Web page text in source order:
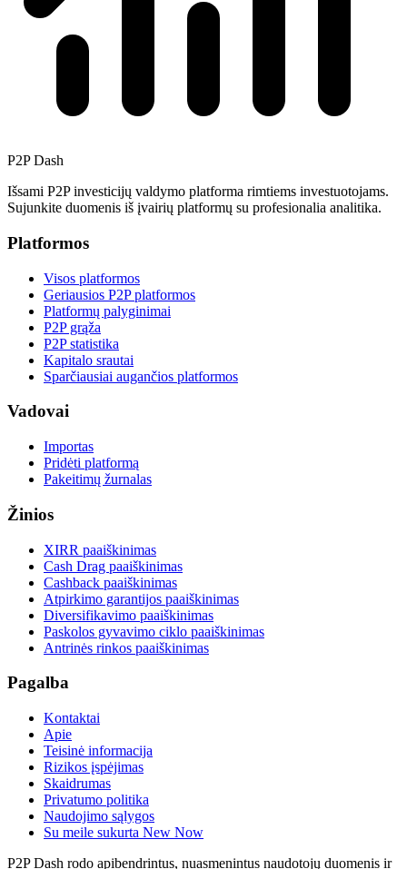
P2P Dash
Išsami P2P investicijų valdymo platforma rimtiems investuotojams.
Sujunkite duomenis iš įvairių platformų su profesionalia analitika.
Platformos
Visos platformos
Geriausios P2P platformos
Platformų palyginimai
P2P grąža
P2P statistika
Kapitalo srautai
Sparčiausiai augančios platformos
Vadovai
Importas
Pridėti platformą
Pakeitimų žurnalas
Žinios
XIRR paaiškinimas
Cash Drag paaiškinimas
Cashback paaiškinimas
Atpirkimo garantijos paaiškinimas
Diversifikavimo paaiškinimas
Paskolos gyvavimo ciklo paaiškinimas
Antrinės rinkos paaiškinimas
Pagalba
Kontaktai
Apie
Teisinė informacija
Rizikos įspėjimas
Skaidrumas
Privatumo politika
Naudojimo sąlygos
Su meile sukurta New Now
P2P Dash rodo apibendrintus, nuasmenintus naudotojų duomenis ir